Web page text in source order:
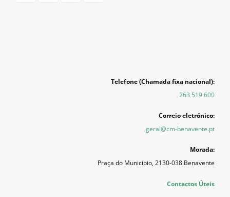
Telefone (Chamada fixa nacional):
263 519 600
Correio eletrónico:
geral@cm-benavente.pt
Morada:
Praça do Município, 2130-038 Benavente
Contactos Úteis